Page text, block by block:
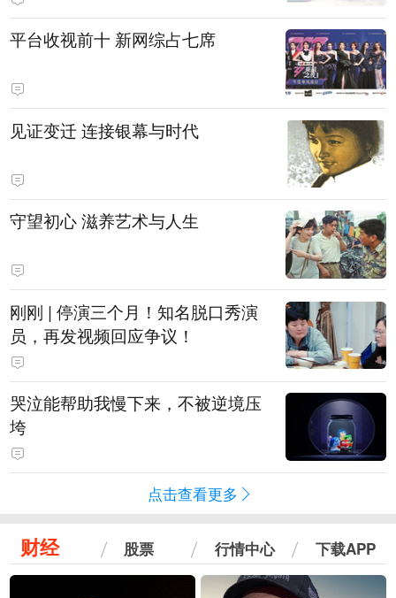
平台收视前十 新网综占七席
见证变迁 连接银幕与时代
守望初心 滋养艺术与人生
刚刚 | 停演三个月！知名脱口秀演
员，再发视频回应争议！
哭泣能帮助我慢下来，不被逆境压
垮
点击查看更多
财经 股票 行情中心 下载APP